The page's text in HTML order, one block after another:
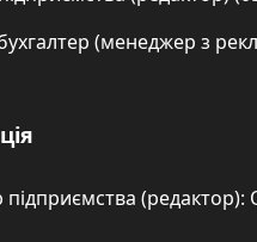
(менеджер з
(редактор):